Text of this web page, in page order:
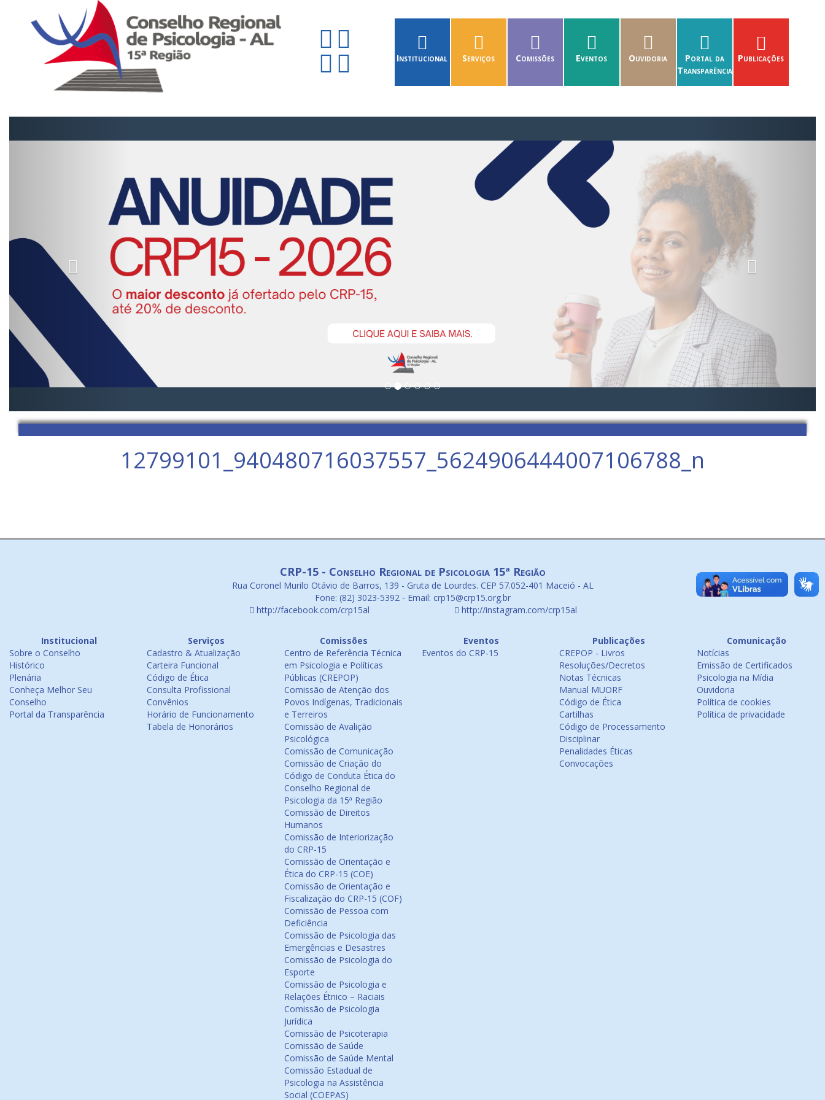
Institucional Serviços Comissões Eventos Ouvidoria
Portal da
Transparência
Publicações
12799101_940480716037557_5624906444007106788_n
CRP-15 - Conselho Regional de Psicologia 15ª Região
Rua Coronel Murilo Otávio de Barros, 139 - Gruta de Lourdes. CEP 57.052-401 Maceió - AL
Fone: (82) 3023-5392 - Email: crp15@crp15.org.br
http://facebook.com/crp15al
http://instagram.com/crp15al
Institucional
Sobre o Conselho
Histórico
Plenária
Conheça Melhor Seu
Conselho
Portal da Transparência
Serviços
Cadastro & Atualização
Carteira Funcional
Código de Ética
Consulta Profissional
Convênios
Horário de Funcionamento
Tabela de Honorários
Comissões
Centro de Referência Técnica
em Psicologia e Políticas
Públicas (CREPOP)
Comissão de Atenção dos
Povos Indígenas, Tradicionais
e Terreiros
Comissão de Avalição
Psicológica
Comissão de Comunicação
Comissão de Criação do
Código de Conduta Ética do
Conselho Regional de
Psicologia da 15ª Região
Comissão de Direitos
Humanos
Comissão de Interiorização
do CRP-15
Comissão de Orientação e
Ética do CRP-15 (COE)
Comissão de Orientação e
Fiscalização do CRP-15 (COF)
Comissão de Pessoa com
Deficiência
Comissão de Psicologia das
Emergências e Desastres
Comissão de Psicologia do
Esporte
Comissão de Psicologia e
Relações Étnico – Raciais
Comissão de Psicologia
Jurídica
Comissão de Psicoterapia
Comissão de Saúde
Comissão de Saúde Mental
Comissão Estadual de
Psicologia na Assistência
Social (COEPAS)
Eventos
Eventos do CRP-15
Publicações
CREPOP - Livros
Resoluções/Decretos
Notas Técnicas
Manual MUORF
Código de Ética
Cartilhas
Código de Processamento
Disciplinar
Penalidades Éticas
Convocações
Comunicação
Notícias
Emissão de Certificados
Psicologia na Mídia
Ouvidoria
Política de cookies
Política de privacidade